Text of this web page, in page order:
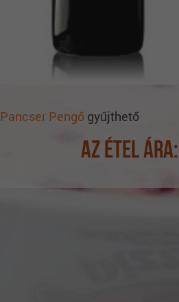
Pancser Pengő gyűjthető
Az étel ára: